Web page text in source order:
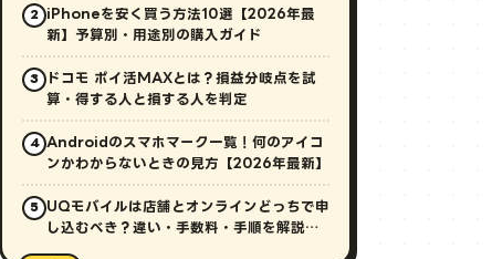
2
iPhoneを安く買う方法10選【2026年最
新】予算別・用途別の購入ガイド
3
ドコモ ポイ活MAXとは？損益分岐点を試
算・得する人と損する人を判定
4
Androidのスマホマーク一覧！何のアイコ
ンかわからないときの見方【2026年最新】
5
UQモバイルは店舗とオンラインどっちで申
し込むべき？違い・手数料・手順を解説